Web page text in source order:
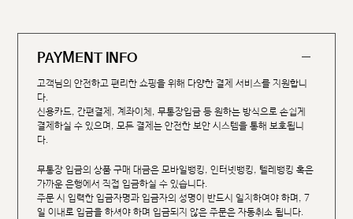
PAYMENT INFO
고객님의 안전하고 편리한 쇼핑을 위해 다양한 결제 서비스를 지원합니
다.
신용카드, 간편결제, 계좌이체, 무통장입금 등 원하는 방식으로 손쉽게
결제하실 수 있으며, 모든 결제는 안전한 보안 시스템을 통해 보호됩니
다.
무통장 입금의 상품 구매 대금은 모바일뱅킹, 인터넷뱅킹, 텔레뱅킹 혹은
가까운 은행에서 직접 입금하실 수 있습니다.
주문 시 입력한 입금자명과 입금자의 성명이 반드시 일치하여야 하며, 7
일 이내로 입금을 하셔야 하며 입금되지 않은 주문은 자동취소 됩니다.